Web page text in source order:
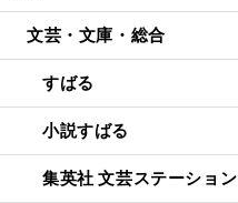
文芸・文庫・総合
すばる
小説すばる
集英社 文芸ステーション